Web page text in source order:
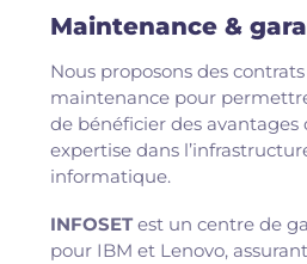
Maintenance &
Nous proposons des
maintenance pour
de bénéficier des avantages
expertise dans
informatique.
INFOSETest un centre de
pour IBM et Lenovo,